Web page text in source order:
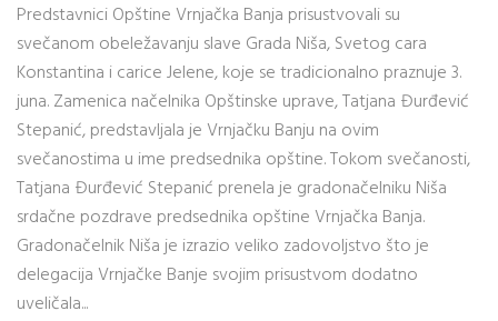
Predstavnici Opštine Vrnjačka Banja prisustvovali su
svečanom obeležavanju slave Grada Niša, Svetog cara
Konstantina i carice Jelene, koje se tradicionalno praznuje 3.
juna. Zamenica načelnika Opštinske uprave, Tatjana Đurđević
Stepanić, predstavljala je Vrnjačku Banju na ovim
svečanostima u ime predsednika opštine. Tokom svečanosti,
Tatjana Đurđević Stepanić prenela je gradonačelniku Niša
srdačne pozdrave predsednika opštine Vrnjačka Banja.
Gradonačelnik Niša je izrazio veliko zadovoljstvo što je
delegacija Vrnjačke Banje svojim prisustvom dodatno
uveličala...